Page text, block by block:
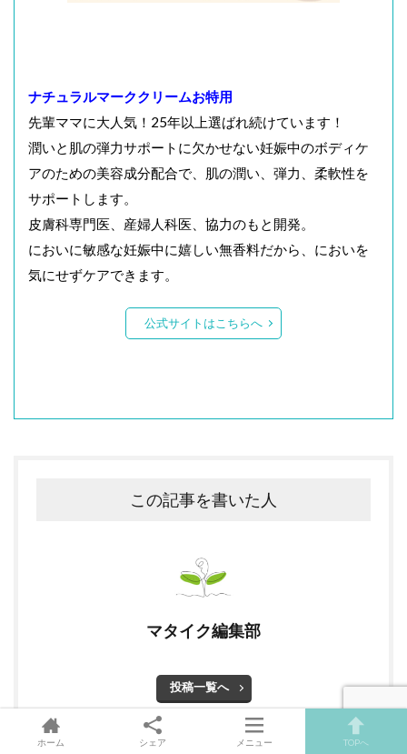
ナチュラルマーククリームお特用
先輩ママに大人気！25年以上選ばれ続けています！
潤いと肌の弾力サポートに欠かせない妊娠中のボディケ
アのための美容成分配合で、肌の潤い、弾力、柔軟性を
サポートします。
皮膚科専門医、産婦人科医、協力のもと開発。
においに敏感な妊娠中に嬉しい無香料だから、においを
気にせずケアできます。
公式サイトはこちらへ
この記事を書いた人
マタイク編集部
投稿一覧へ
ホーム シェア メニュー TOPへ